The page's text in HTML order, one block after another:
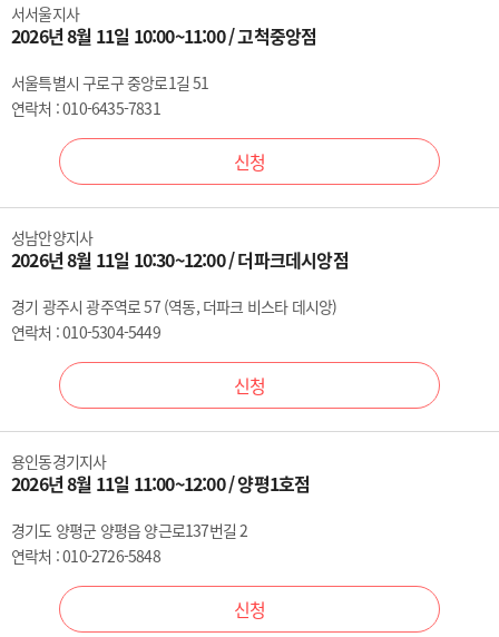
서서울지사
2026년 8월 11일 10:00~11:00 / 고척중앙점
서울특별시 구로구 중앙로1길 51
연락처 : 010-6435-7831
신청
성남안양지사
2026년 8월 11일 10:30~12:00 / 더파크데시앙점
경기 광주시 광주역로 57 (역동, 더파크 비스타 데시앙)
연락처 : 010-5304-5449
신청
용인동경기지사
2026년 8월 11일 11:00~12:00 / 양평1호점
경기도 양평군 양평읍 양근로137번길 2
연락처 : 010-2726-5848
신청